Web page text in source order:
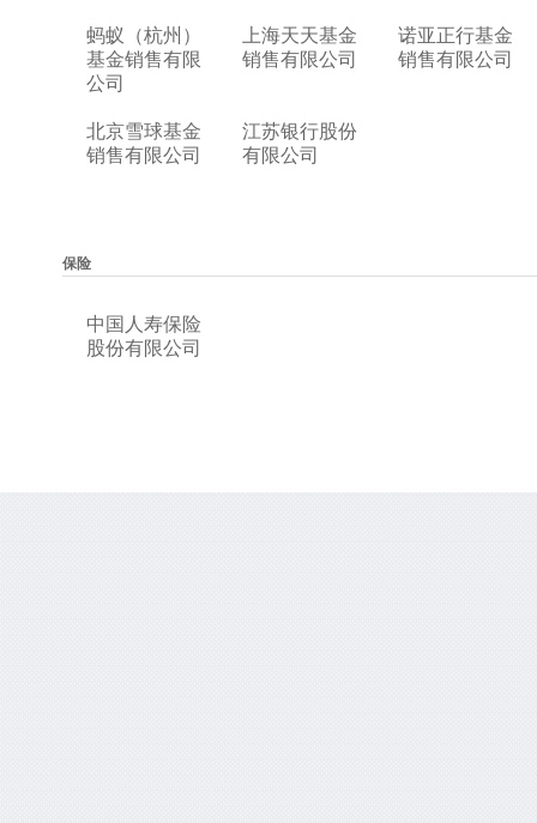
蚂蚁（杭州）
基金销售有限
公司
上海天天基金
销售有限公司
诺亚正行基金
销售有限公司
北京雪球基金
销售有限公司
江苏银行股份
有限公司
保险
中国人寿保险
股份有限公司